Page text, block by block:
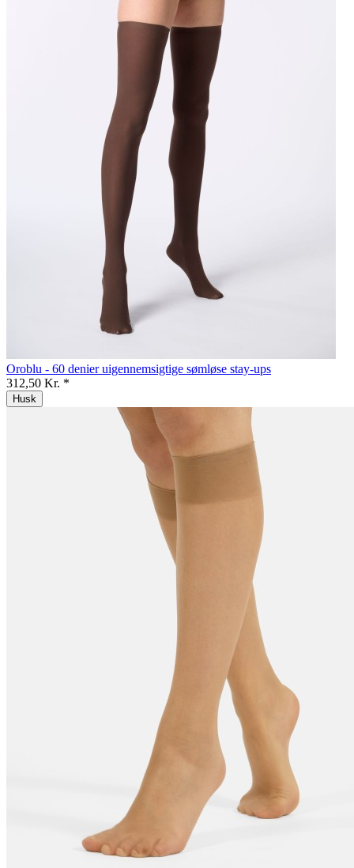
Oroblu - 60 denier uigennemsigtige sømløse stay-ups
312,50 Kr. *
Husk